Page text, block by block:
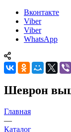
Вконтакте
Viber
Viber
WhatsApp
Шеврон
Главная
—
Каталог